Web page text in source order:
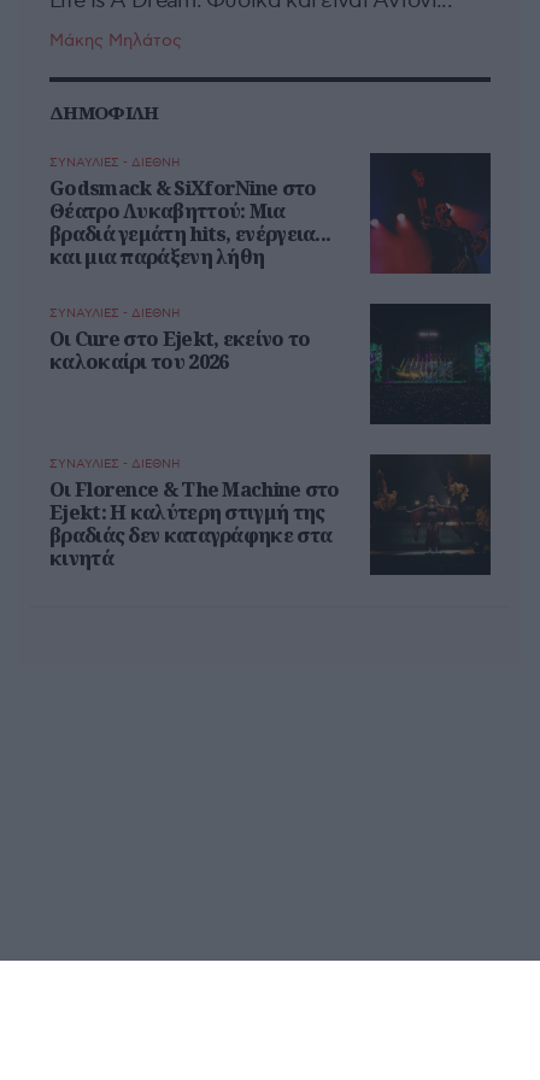
Μάκης Μηλάτος
ΔΗΜΟΦΙΛΗ
ΣΥΝΑΥΛΙΕΣ - ΔΙΕΘΝΗ
Godsmack & SiXforNine στο
Θέατρο Λυκαβηττού: Μια
βραδιά γεμάτη hits, ενέργεια...
και μια παράξενη λήθη
ΣΥΝΑΥΛΙΕΣ - ΔΙΕΘΝΗ
Οι Cure στο Ejekt, εκείνο το
καλοκαίρι του 2026
ΣΥΝΑΥΛΙΕΣ - ΔΙΕΘΝΗ
Oι Florence & The Machine στο
Ejekt: Η καλύτερη στιγμή της
βραδιάς δεν καταγράφηκε στα
κινητά